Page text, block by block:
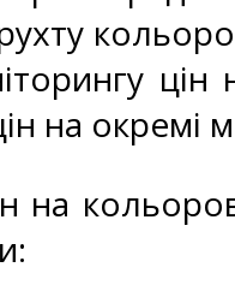
на окремі
на